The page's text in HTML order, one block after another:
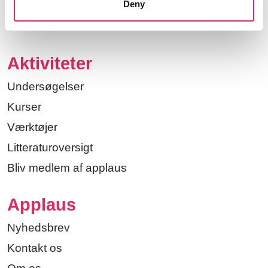
Deny
Aktiviteter
Undersøgelser
Kurser
Værktøjer
Litteraturoversigt
Bliv medlem af applaus
Applaus
Nyhedsbrev
Kontakt os